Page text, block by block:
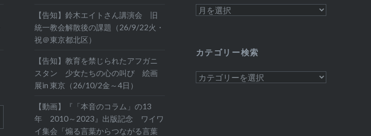
【告知】鈴木エイトさん講演会 旧
統一教会解散後の課題（26/9/22火・
祝＠東京都北区）
【告知】教育を禁じられたアフガニ
スタン 少女たちの心の叫び 絵画
展in 東京（26/10/2金～4日）
【動画】『「本音のコラム」の13
年 2010～2023』出版記念 ワイワ
イ集会「煽る言葉からつながる言葉
年
索
カテゴリー検索
カ